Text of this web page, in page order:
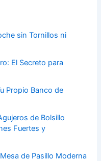
sin Tornillos ni
El Secreto para
Propio Banco de
de Bolsillo
Fuertes y
de Pasillo Moderna